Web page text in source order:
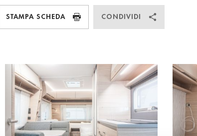
STAMPA SCHEDA CONDIVIDI